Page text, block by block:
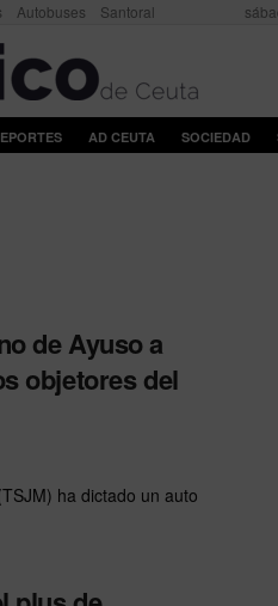
Autobuses Santoral
AD CEUTA SOCIEDAD
de Ayuso a
objetores del
ha dictado un auto